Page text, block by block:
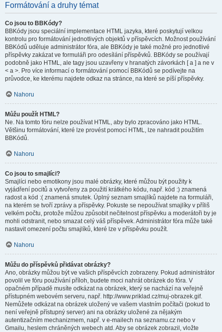
Formátování a druhy témat
Co jsou to BBKódy?
BBKódy jsou speciální implementace HTML jazyka, které poskytují velkou
kontrolu pro formátování jednotlivých objektů v příspěvcích. Možnost používání
BBKódů uděluje administrátor fóra, ale BBKódy je také možné pro jednotlivé
příspěvky zakázat ve formuláři pro odesílání příspěvků. BBKódy se používají
podobně jako HTML, ale tagy jsou uzavřeny v hranatých závorkách [ a ] a ne v
< a >. Pro více informací o formátování pomocí BBKódů se podívejte na
průvodce, ke kterému najdete odkaz na stránce, na které se píší příspěvky.
Nahoru
Můžu použít HTML?
Ne. Na tomto fóru nelze používat HTML, aby bylo zpracováno jako HTML.
Většinu formátování, které lze provést pomocí HTML, lze nahradit použitím
BBKódů.
Nahoru
Co jsou to smajlíci?
Smajlíci nebo emotikony jsou malé obrázky, které můžou být použity k
vyjádření pocitů a vytvořeny za použití krátkého kódu, např. kód :) znamená
radost a kód :( znamená smutek. Úplný seznam smajlíků najdete na formuláři,
na kterém se tvoří zprávy a příspěvky. Pokuste se nepoužívat smajlíky v příliš
velkém počtu, protože můžou způsobit nečitelnost příspěvku a moderátoři by je
mohli odstranit, nebo smazat celý váš příspěvek. Administrátor fóra může také
nastavit omezení počtu smajlíků, které lze v příspěvku použít.
Nahoru
Můžu do příspěvků přidávat obrázky?
Ano, obrázky můžou být ve vašich příspěvcích zobrazeny. Pokud administrátor
povolil ve fóru používání příloh, budete moci nahrát obrázek do fóra. V
opačném případě musíte odkázat na obrázek, který se nachází na veřejně
přístupném webovém serveru, např. http://www.priklad.cz/muj-obrazek.gif.
Nemůžete odkázat na obrázek uložený ve vašem vlastním počítači (pokud to
není veřejně přístupný server) ani na obrázky uložené za nějakým
autentizačním mechanizmem, např. v e-mailech na seznamu.cz nebo v
Gmailu, heslem chráněných webech atd. Aby se obrázek zobrazil, vložte